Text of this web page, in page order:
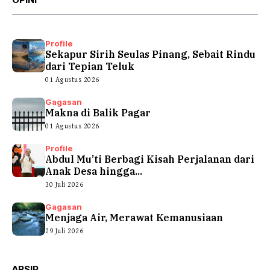
Profile
Sekapur Sirih Seulas Pinang, Sebait Rindu
dari Tepian Teluk
01 Agustus 2026
Gagasan
Makna di Balik Pagar
01 Agustus 2026
Profile
Abdul Mu’ti Berbagi Kisah Perjalanan dari
Anak Desa hingga...
30 Juli 2026
Gagasan
Menjaga Air, Merawat Kemanusiaan
29 Juli 2026